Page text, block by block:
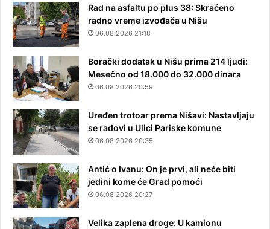
Rad na asfaltu po plus 38: Skraćeno
radno vreme izvođača u Nišu
06.08.2026 21:18
Borački dodatak u Nišu prima 214 ljudi:
Mesečno od 18.000 do 32.000 dinara
06.08.2026 20:59
Uređen trotoar prema Nišavi: Nastavljaju
se radovi u Ulici Pariske komune
06.08.2026 20:35
Antić o Ivanu: On je prvi, ali neće biti
jedini kome će Grad pomoći
06.08.2026 20:27
Velika zaplena droge: U kamionu